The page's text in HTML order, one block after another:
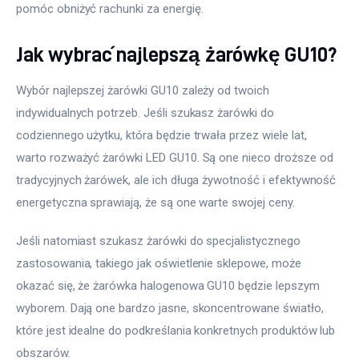
pomóc obniżyć rachunki za energię.
Jak wybrać najlepszą żarówkę GU10?
Wybór najlepszej żarówki GU10 zależy od twoich
indywidualnych potrzeb. Jeśli szukasz żarówki do
codziennego użytku, która będzie trwała przez wiele lat,
warto rozważyć żarówki LED GU10. Są one nieco droższe od
tradycyjnych żarówek, ale ich długa żywotność i efektywność
energetyczna sprawiają, że są one warte swojej ceny.
Jeśli natomiast szukasz żarówki do specjalistycznego
zastosowania, takiego jak oświetlenie sklepowe, może
okazać się, że żarówka halogenowa GU10 będzie lepszym
wyborem. Dają one bardzo jasne, skoncentrowane światło,
które jest idealne do podkreślania konkretnych produktów lub
obszarów.